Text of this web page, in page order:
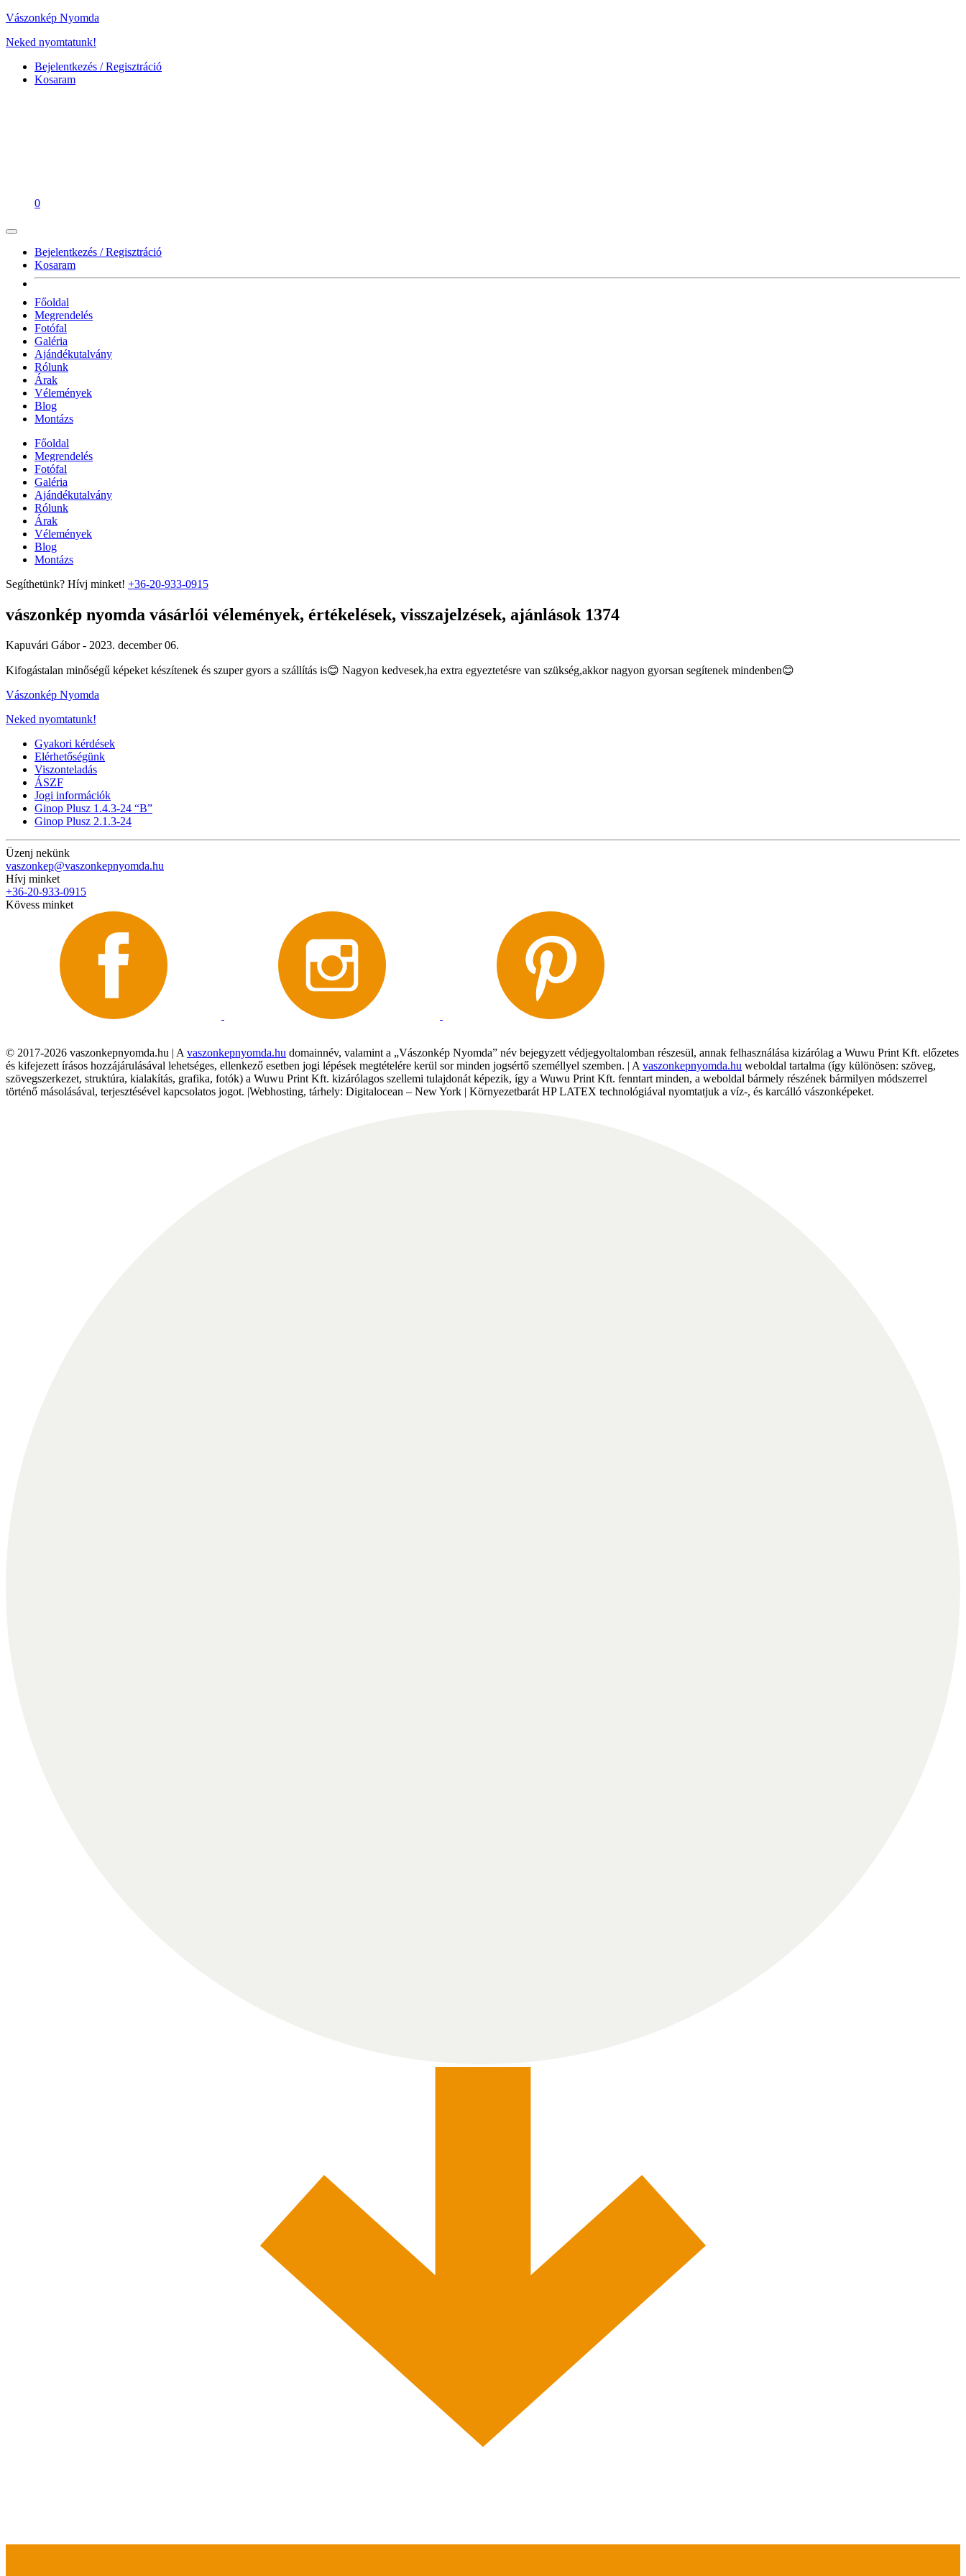
Vászonkép Nyomda
Neked nyomtatunk!
Bejelentkezés / Regisztráció
Kosaram
0
Bejelentkezés / Regisztráció
Kosaram
Főoldal
Megrendelés
Fotófal
Galéria
Ajándékutalvány
Rólunk
Árak
Vélemények
Blog
Montázs
Főoldal
Megrendelés
Fotófal
Galéria
Ajándékutalvány
Rólunk
Árak
Vélemények
Blog
Montázs
Segíthetünk? Hívj minket! +36-20-933-0915
vászonkép nyomda vásárlói vélemények, értékelések, visszajelzések, ajánlások 1374
Kapuvári Gábor - 2023. december 06.
Kifogástalan minőségű képeket készítenek és szuper gyors a szállítás is😊 Nagyon kedvesek,ha extra egyeztetésre van szükség,akkor nagyon gyorsan segítenek mindenben😊
Vászonkép Nyomda
Neked nyomtatunk!
Gyakori kérdések
Elérhetőségünk
Viszonteladás
ÁSZF
Jogi információk
Ginop Plusz 1.4.3-24 “B”
Ginop Plusz 2.1.3-24
Üzenj nekünk
vaszonkep@vaszonkepnyomda.hu
Hívj minket
+36-20-933-0915
Kövess minket
© 2017-2026 vaszonkepnyomda.hu | A vaszonkepnyomda.hu domainnév, valamint a „Vászonkép Nyomda” név bejegyzett védjegyoltalomban részesül, annak felhasználása kizárólag a Wuwu Print Kft. előzetes
és kifejezett írásos hozzájárulásával lehetséges, ellenkező esetben jogi lépések megtételére kerül sor minden jogsértő személlyel szemben. | A vaszonkepnyomda.hu weboldal tartalma (így különösen: szöveg,
szövegszerkezet, struktúra, kialakítás, grafika, fotók) a Wuwu Print Kft. kizárólagos szellemi tulajdonát képezik, így a Wuwu Print Kft. fenntart minden, a weboldal bármely részének bármilyen módszerrel
történő másolásával, terjesztésével kapcsolatos jogot. |Webhosting, tárhely: Digitalocean – New York | Környezetbarát HP LATEX technológiával nyomtatjuk a víz-, és karcálló vászonképeket.